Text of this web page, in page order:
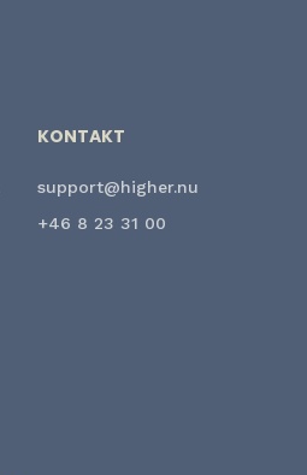
KONTAKT
support@higher.nu
+46 8 23 31 00